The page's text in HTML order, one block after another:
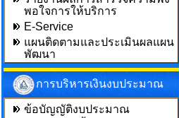
พอใจการให้บริการ
E-Service
แผนติดตามและประเมินผลแผน
พัฒนา
การบริหารเงินงบประมาณ
ข้อบัญญัติงบประมาณ